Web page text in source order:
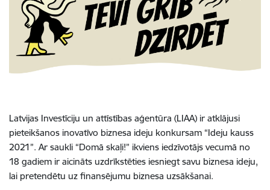
Latvijas Investīciju un attīstības aģentūra (LIAA) ir atklājusi
pieteikšanos inovatīvo biznesa ideju konkursam “Ideju kauss
2021”. Ar saukli “Domā skaļi!” ikviens iedzīvotājs vecumā no
18 gadiem ir aicināts uzdrīkstēties iesniegt savu biznesa ideju,
lai pretendētu uz finansējumu biznesa uzsākšanai.